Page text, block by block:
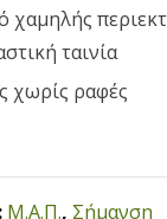
χαμηλής
ταινία
χωρίς ραφές
Μ.Α.Π., Σήμανση